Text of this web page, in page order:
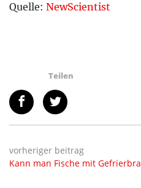
Quelle: NewScientist
Teilen
vorheriger beitrag
Kann man Fische mit